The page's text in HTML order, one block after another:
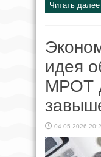
Читать
идея
МРОТ
04.05.2026